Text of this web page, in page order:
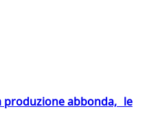
produzione abbonda, le